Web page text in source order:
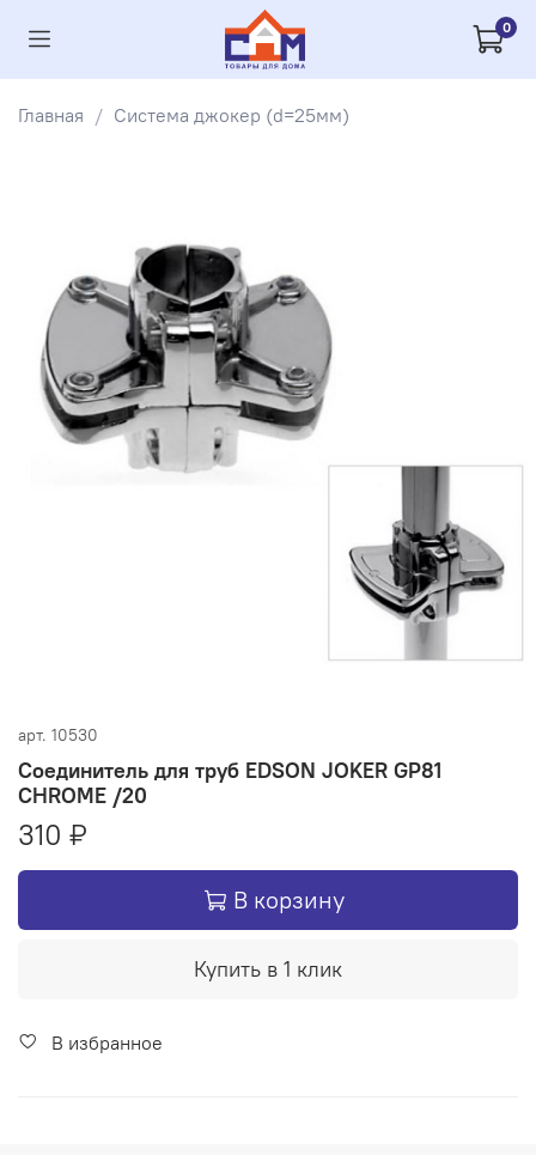
0
Главная Система джокер (d=25мм)
арт. 10530
Соединитель для труб EDSON JOKER GP81
CHROME /20
310 ₽
В корзину
Купить в 1 клик
В избранное